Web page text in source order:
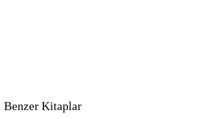
Benzer Kitaplar